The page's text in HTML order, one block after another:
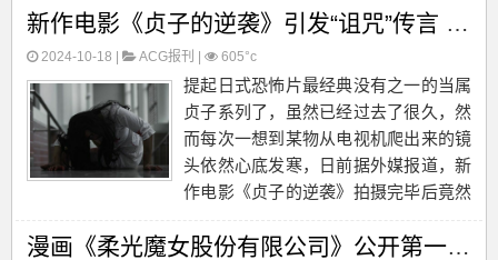
を脚本：吉岡たかを、久尾歩、兀兀角
色设计：八尋裕子总作画监督：八尋裕
子、岩佐とも子、三島...
新作电影《贞子的逆袭》引发“诅咒”传言 导演演员亲历莫名悲剧
2024-10-18 | ACG报刊 605°c
提起日式恐怖片最经典没有之一的当属
贞子系列了，虽然已经过去了很久，然
而每次一想到某物从电视机爬出来的镜
头依然心底发寒，日前据外媒报道，新
作电影《贞子的逆袭》拍摄完毕后竟然
剧，一起来了解下。•以下内容均源自
漫画《柔光魔女股份有限公司》公开第一卷封面